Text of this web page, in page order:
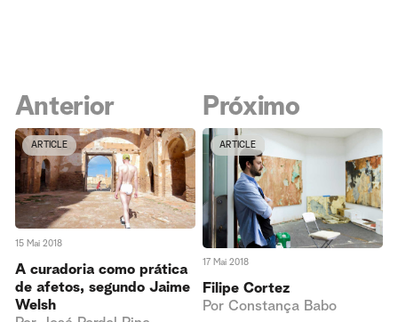
Anterior
ARTICLE
15 Mai 2018
A curadoria como prática
de afetos, segundo Jaime
Welsh
Próximo
ARTICLE
17 Mai 2018
Filipe Cortez
Por Constança Babo